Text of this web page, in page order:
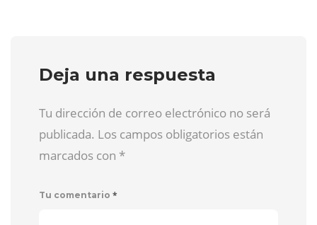
Deja una respuesta
Tu dirección de correo electrónico no será
publicada. Los campos obligatorios están
marcados con *
Tu comentario *